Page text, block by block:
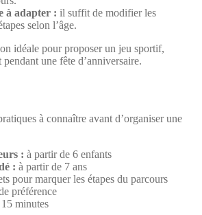
à adapter : il suffit de modifier les
selon l’âge.
idéale pour proposer un jeu sportif,
une fête d’anniversaire.
à connaître avant d’organiser une
: à partir de 6 enfants
: à partir de 7 ans
pour marquer les étapes du parcours
préférence
minutes